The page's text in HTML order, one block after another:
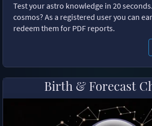
Test your astro knowledge in 20
cosmos? As a registered user you can
redeem them for PDF reports.
Birth & Forecast